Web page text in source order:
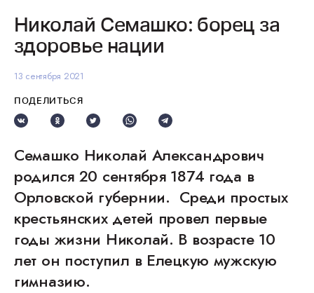
Николай Семашко: борец за
здоровье нации
13 сентября 2021
ПОДЕЛИТЬСЯ
Семашко Николай Александрович
родился 20 сентября 1874 года в
Орловской губернии. Среди простых
крестьянских детей провел первые
годы жизни Николай. В возрасте 10
лет он поступил в Елецкую мужскую
гимназию.